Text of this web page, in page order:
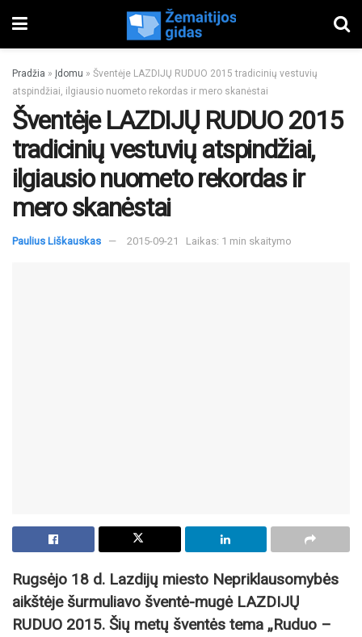
Pradžia » Įdomu » Šventėje LAZDIJŲ RUDUO 2015 tradicinių vestuvių
atspindžiai, ilgiausio nuometo rekordas ir mero skanėstai
Šventėje LAZDIJŲ RUDUO 2015
tradicinių vestuvių atspindžiai,
ilgiausio nuometo rekordas ir
mero skanėstai
Paulius Liškauskas 2015-09-21 Laikas: 1 min skaitymo
Rugsėjo 18 d. Lazdijų miesto Nepriklausomybės
aikštėje šurmuliavo šventė-mugė LAZDIJŲ
RUDUO 2015. Šių metų šventės tema „Ruduo –